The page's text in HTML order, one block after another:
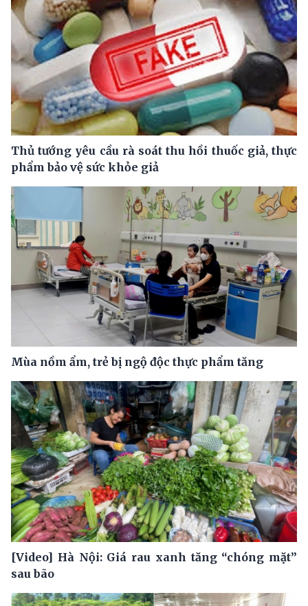
Thủ tướng yêu cầu rà soát thu hồi thuốc giả, thực
phẩm bảo vệ sức khỏe giả
Mùa nồm ẩm, trẻ bị ngộ độc thực phẩm tăng
[Video] Hà Nội: Giá rau xanh tăng “chóng mặt”
sau bão